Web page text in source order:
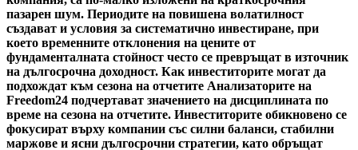
пазарен шум. Периодите на повишена волатилност
създават и условия за систематично инвестиране, при
което временните отклонения на цените от
фундаменталната стойност често се превръщат в източник
на дългосрочна доходност. Как инвеститорите могат да
подхождат към сезона на отчетите Анализаторите на
Freedom24 подчертават значението на дисциплината по
време на сезона на отчетите. Инвеститорите обикновено се
фокусират върху компании със силни баланси, стабилни
маржове и ясни дългосрочни стратегии, като обръщат